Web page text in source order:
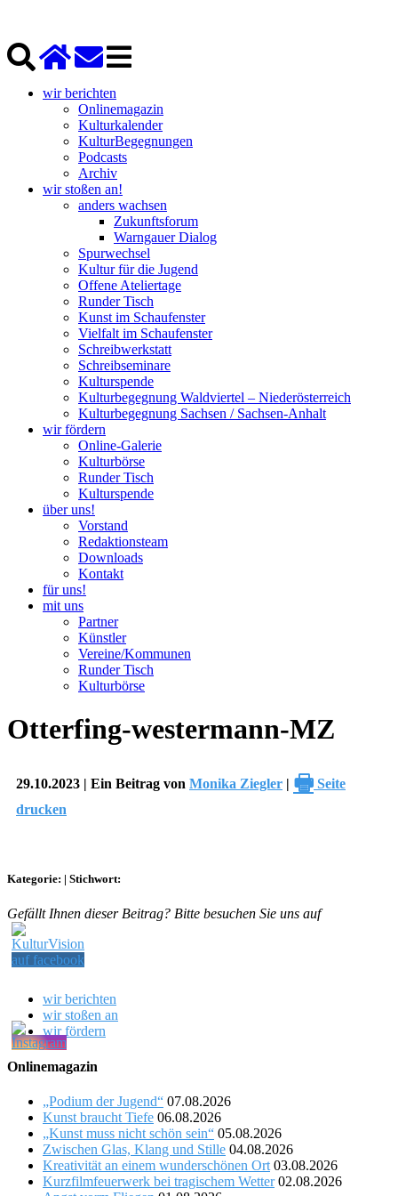
wir berichten
Onlinemagazin
Kulturkalender
KulturBegegnungen
Podcasts
Archiv
wir stoßen an!
anders wachsen
Zukunftsforum
Warngauer Dialog
Spurwechsel
Kultur für die Jugend
Offene Ateliertage
Runder Tisch
Kunst im Schaufenster
Vielfalt im Schaufenster
Schreibwerkstatt
Schreibseminare
Kulturspende
Kulturbegegnung Waldviertel – Niederösterreich
Kulturbegegnung Sachsen / Sachsen-Anhalt
wir fördern
Online-Galerie
Kulturbörse
Runder Tisch
Kulturspende
über uns!
Vorstand
Redaktionsteam
Downloads
Kontakt
für uns!
mit uns
Partner
Künstler
Vereine/Kommunen
Runder Tisch
Kulturbörse
Otterfing-westermann-MZ
29.10.2023 | Ein Beitrag von Monika Ziegler | 🖶 Seite
drucken
Kategorie: | Stichwort:
Gefällt Ihnen dieser Beitrag? Bitte besuchen Sie uns auf
wir berichten
wir stoßen an
wir fördern
Onlinemagazin
„Podium der Jugend“ 07.08.2026
Kunst braucht Tiefe 06.08.2026
„Kunst muss nicht schön sein“ 05.08.2026
Zwischen Glas, Klang und Stille 04.08.2026
Kreativität an einem wunderschönen Ort 03.08.2026
Kurzfilmfeuerwerk bei tragischem Wetter 02.08.2026